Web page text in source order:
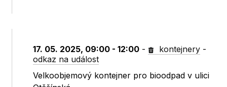
17. 05. 2025, 09:00 - 12:00 - kontejnery -
odkaz na událost
Velkoobjemový kontejner pro bioodpad v ulici